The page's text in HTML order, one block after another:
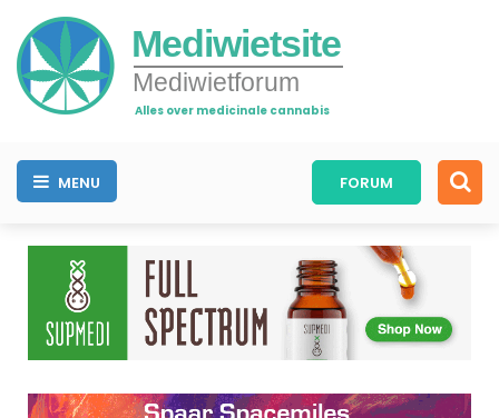
Mediwietsite
Mediwietforum
Alles over medicinale cannabis
MENU FORUM